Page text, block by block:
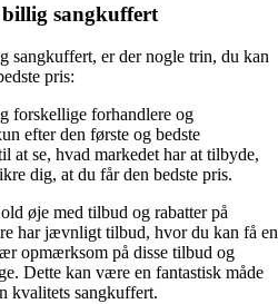
sangkuffert
sangkuffert, er der nogle trin, du kan
pris:
forskellige forhandlere og
efter den første og bedste
at se, hvad markedet har at tilbyde,
dig, at du får den bedste pris.
øje med tilbud og rabatter på
har jævnligt tilbud, hvor du kan få en
opmærksom på disse tilbud og
Dette kan være en fantastisk måde
kvalitets sangkuffert.